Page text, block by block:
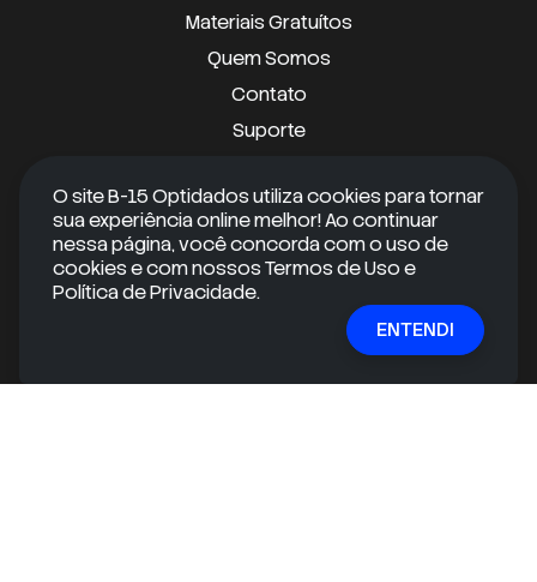
Materiais Gratuítos
Quem Somos
Contato
Suporte
RECEBA CONTEÚDOS EXCLUSIVOS
Android
iOS
O site B-15 Optidados utiliza cookies para tornar
sua experiência online melhor! Ao continuar
nessa página, você concorda com o uso de
cookies e com nossos Termos de Uso e
Política de Privacidade.
ENTENDI